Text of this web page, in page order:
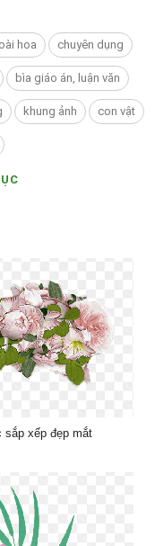
hoa chuyên dụng
bìa giáo án, luận văn
khung ảnh con vật
sắp xếp đẹp mắt